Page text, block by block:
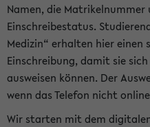
Namen, die Matrikelnummer
Einschreibestatus.
Medizin“ erhalten hier einen
Einschreibung, damit sie
ausweisen können. Der
wenn das Telefon nicht
Wir starten mit dem